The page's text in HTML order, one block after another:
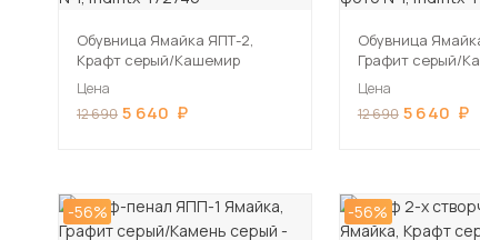
Обувница Ямайка ЯПТ-2,
Крафт серый/Кашемир
Цена
12 690 5 640
Обувница
Графит серый/
Цена
12 690 5 640
-56% -56%